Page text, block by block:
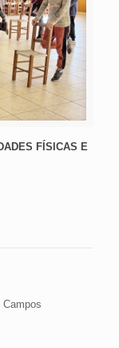
FÍSICAS E
Campos